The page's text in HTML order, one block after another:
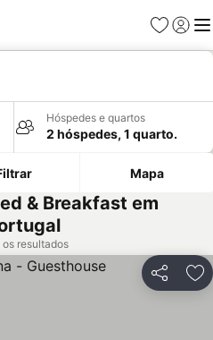
Favoritos
Iniciar
Hóspedes e quartos
2 hóspedes, 1 quarto.
Mapa
& Breakfast em
resultados
Partilhar